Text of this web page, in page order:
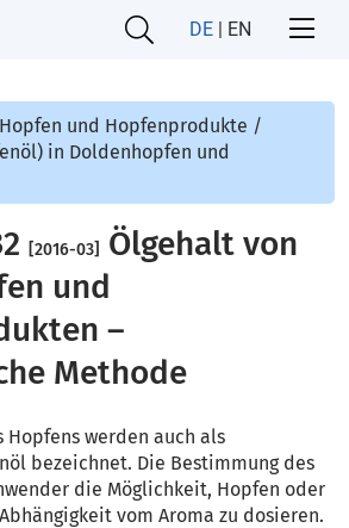
DE | EN
Hopfen und Hopfenprodukte /
in Doldenhopfen und
[2016-03]
Ölgehalt von
und
–
Methode
Hopfens werden auch als
bezeichnet. Die Bestimmung des
die Möglichkeit, Hopfen oder
vom Aroma zu dosieren.